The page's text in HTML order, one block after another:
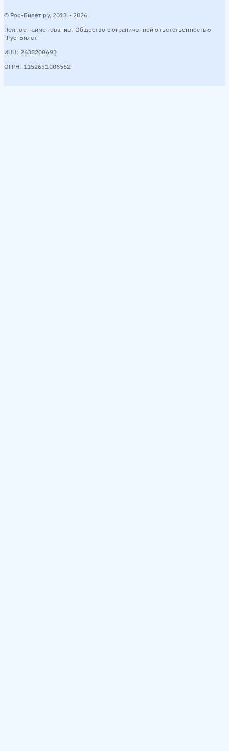
© Рос-Билет ру, 2013 - 2026
Полное наименование: Общество с ограниченной ответственностью
"Рус-Билет"
ИНН: 2635208693
ОГРН: 1152651006562